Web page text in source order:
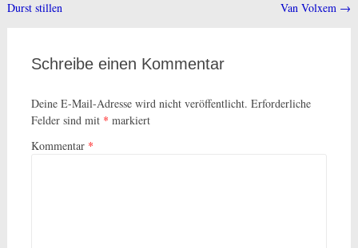
Durst stillen Van Volxem →
Schreibe einen Kommentar
Deine E-Mail-Adresse wird nicht veröffentlicht. Erforderliche
Felder sind mit * markiert
Kommentar *